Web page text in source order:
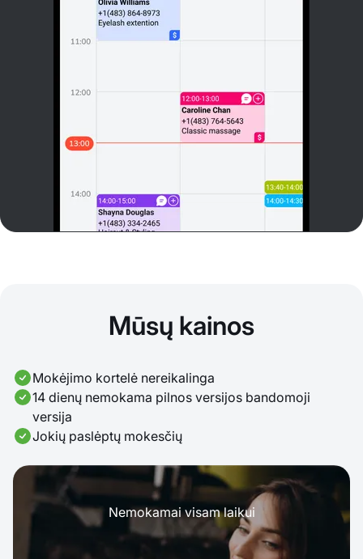
Mūsų kainos
Mokėjimo kortelė nereikalinga
14 dienų nemokama pilnos versijos bandomoji
versija
Jokių paslėptų mokesčių
Nemokamai visam laikui